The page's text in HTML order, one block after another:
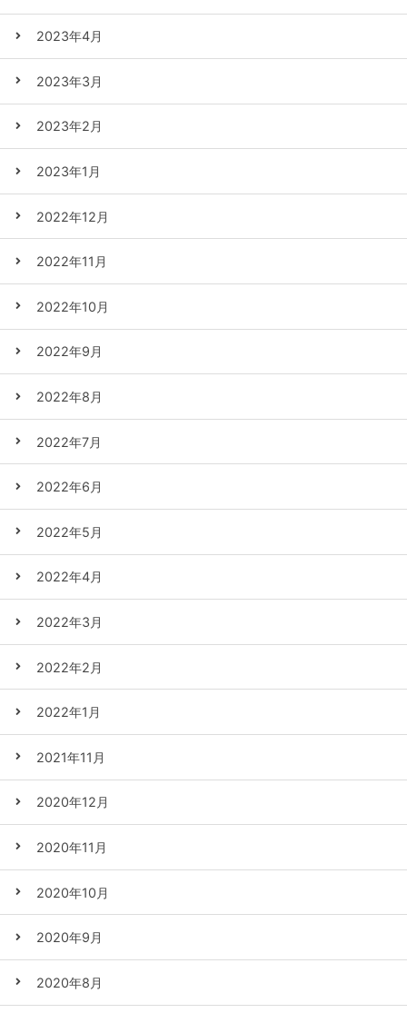
2023年4月
2023年3月
2023年2月
2023年1月
2022年12月
2022年11月
2022年10月
2022年9月
2022年8月
2022年7月
2022年6月
2022年5月
2022年4月
2022年3月
2022年2月
2022年1月
2021年11月
2020年12月
2020年11月
2020年10月
2020年9月
2020年8月